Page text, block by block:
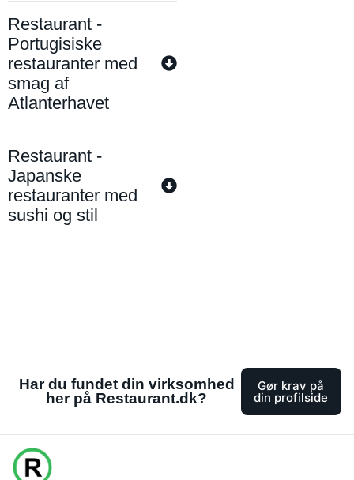
Restaurant -
Portugisiske
restauranter med
smag af
Atlanterhavet
Restaurant -
Japanske
restauranter med
sushi og stil
Har du fundet din virksomhed
her på Restaurant.dk?
Gør krav på
din profilside